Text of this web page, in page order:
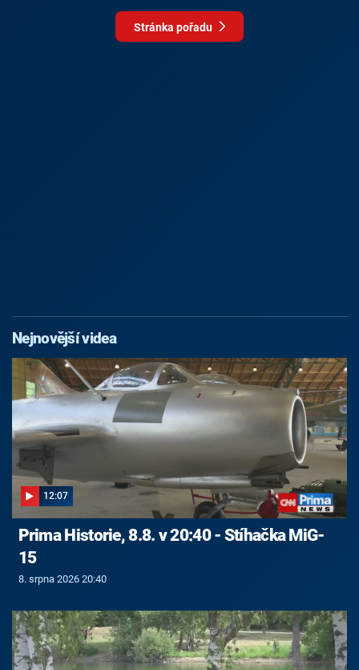
Stránka pořadu
Nejnovější videa
12:07
Prima Historie, 8.8. v 20:40 - Stíhačka MiG-
15
8. srpna 2026 20:40